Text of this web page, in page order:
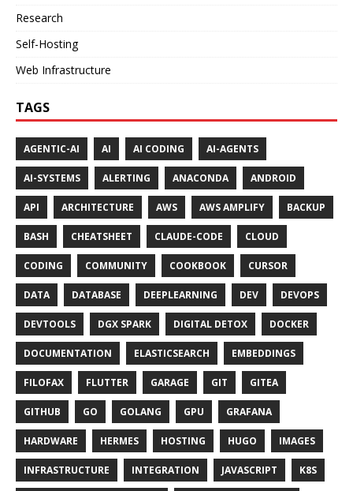
Research
Self-Hosting
Web Infrastructure
TAGS
AGENTIC-AI AI AI CODING AI-AGENTS
AI-SYSTEMS ALERTING ANACONDA ANDROID
API ARCHITECTURE AWS AWS AMPLIFY BACKUP
BASH CHEATSHEET CLAUDE-CODE CLOUD
CODING COMMUNITY COOKBOOK CURSOR
DATA DATABASE DEEPLEARNING DEV DEVOPS
DEVTOOLS DGX SPARK DIGITAL DETOX DOCKER
DOCUMENTATION ELASTICSEARCH EMBEDDINGS
FILOFAX FLUTTER GARAGE GIT GITEA
GITHUB GO GOLANG GPU GRAFANA
HARDWARE HERMES HOSTING HUGO IMAGES
INFRASTRUCTURE INTEGRATION JAVASCRIPT K8S